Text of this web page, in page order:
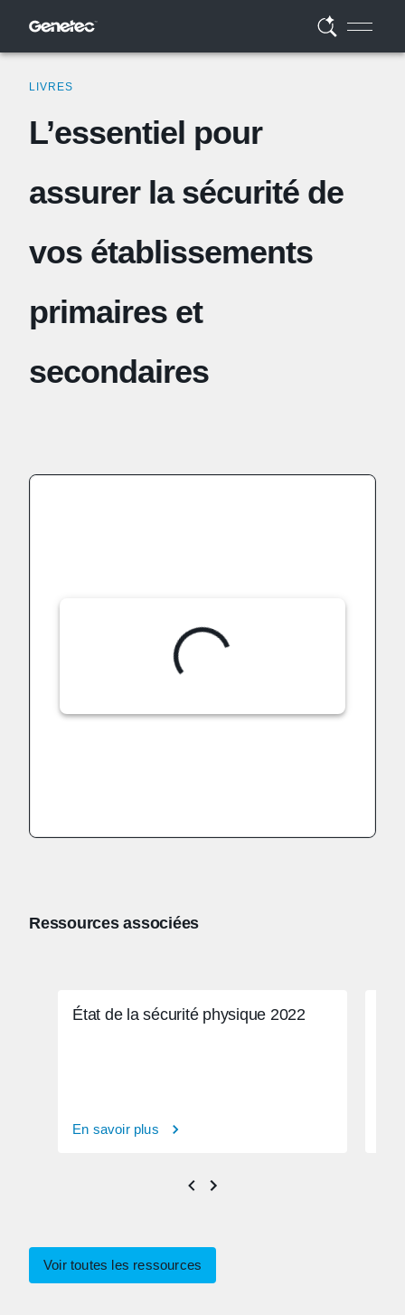
LIVRES
L’essentiel pour
assurer la sécurité de
vos établissements
primaires et
secondaires
Ressources associées
État de la sécurité physique 2022
En savoir plus
Voir toutes les ressources